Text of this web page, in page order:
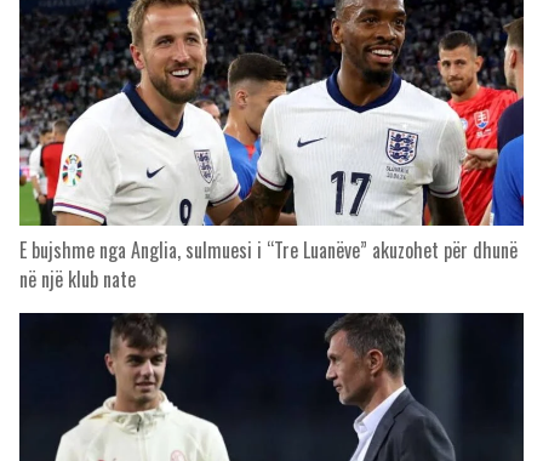
E bujshme nga Anglia, sulmuesi i “Tre Luanëve” akuzohet për dhunë
në një klub nate